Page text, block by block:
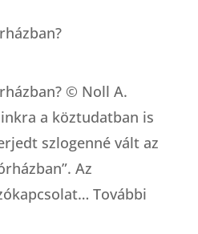
© Noll A.
a köztudatban is
szlogenné vált az
Az
További